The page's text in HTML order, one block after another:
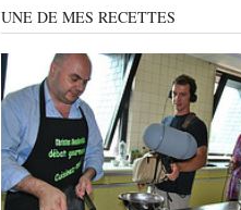
UNE DE MES RECETTES